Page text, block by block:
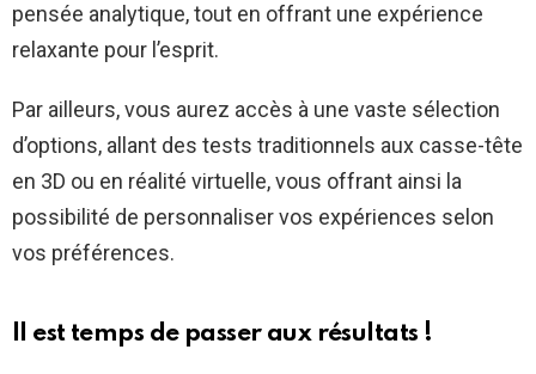
pensée analytique, tout en offrant une expérience
relaxante pour l’esprit.
Par ailleurs, vous aurez accès à une vaste sélection
d’options, allant des tests traditionnels aux casse-tête
en 3D ou en réalité virtuelle, vous offrant ainsi la
possibilité de personnaliser vos expériences selon
vos préférences.
Il est temps de passer aux résultats !